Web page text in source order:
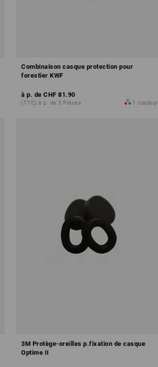
Combinaison casque protection pour
forestier KWF
à p. de CHF 81.90
(TTC) à p. de 3 Pièces 1 couleur
3M Protège-oreilles p.fixation de casque
Optime II